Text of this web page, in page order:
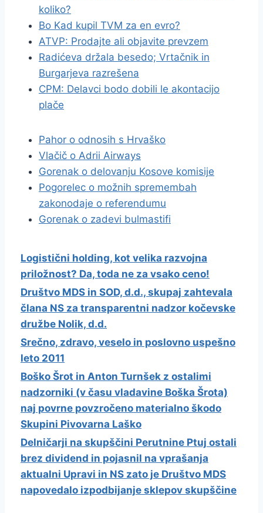
koliko?
Bo Kad kupil TVM za en evro?
ATVP: Prodajte ali objavite prevzem
Radićeva držala besedo; Vrtačnik in
Burgarjeva razrešena
CPM: Delavci bodo dobili le akontacijo
plače
Pahor o odnosih s Hrvaško
Vlačič o Adrii Airways
Gorenak o delovanju Kosove komisije
Pogorelec o možnih spremembah
zakonodaje o referendumu
Gorenak o zadevi bulmastifi
Logistični holding, kot velika razvojna
priložnost? Da, toda ne za vsako ceno!
Društvo MDS in SOD, d.d., skupaj zahtevala
člana NS za transparentni nadzor kočevske
družbe Nolik, d.d.
Srečno, zdravo, veselo in poslovno uspešno
leto 2011
Boško Šrot in Anton Turnšek z ostalimi
nadzorniki (v času vladavine Boška Šrota)
naj povrne povzročeno materialno škodo
Skupini Pivovarna Laško
Delničarji na skupščini Perutnine Ptuj ostali
brez dividend in pojasnil na vprašanja
aktualni Upravi in NS zato je Društvo MDS
napovedalo izpodbijanje sklepov skupščine